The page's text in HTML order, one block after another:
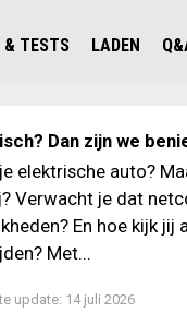
IN NEDERLAND
& TESTS
AUTO
LADEN
Dan zijn we
elektrische auto?
Verwacht je dat
En hoe kijk
Met...
update: 14 juli 2026